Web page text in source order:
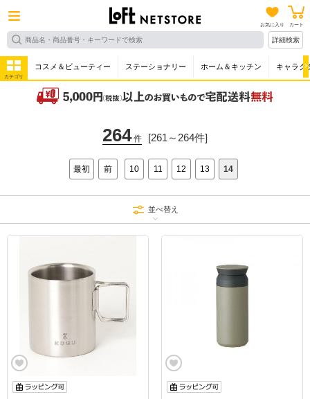
お気に入り カート
詳細検索
カテゴリ
コスメ＆ビューティー ステーショナリー ホーム＆キッチン キャラク
264件 [261～264件]
最初 前 10 11 12 13 14
並べ替え